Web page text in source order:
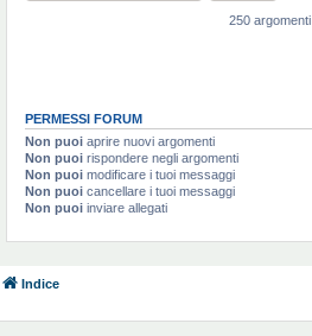
250 argomenti
PERMESSI FORUM
Non puoi aprire nuovi argomenti
Non puoi rispondere negli argomenti
Non puoi modificare i tuoi messaggi
Non puoi cancellare i tuoi messaggi
Non puoi inviare allegati
Indice